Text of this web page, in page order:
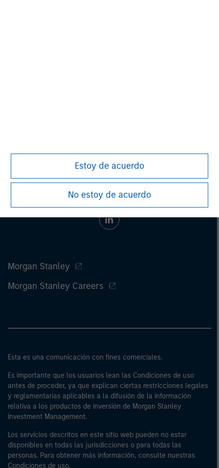
Estoy de acuerdo
No estoy de acuerdo
Morgan Stanley
Morgan Stanley Careers
Esta es una comunicación con fines comerciales.
Es importante que los usuarios lean las Condiciones de uso
antes de proceder, ya que explican ciertas restricciones legales
y reglamentarias aplicables a la difusión de la información
relativa a los productos de inversión de Morgan Stanley
Investment Management.
Los servicios descritos en este sitio web pueden no estar
disponibles en todas las jurisdicciones o para todas las
personas. Para obtener más información, consulte nuestras
Condiciones de uso.